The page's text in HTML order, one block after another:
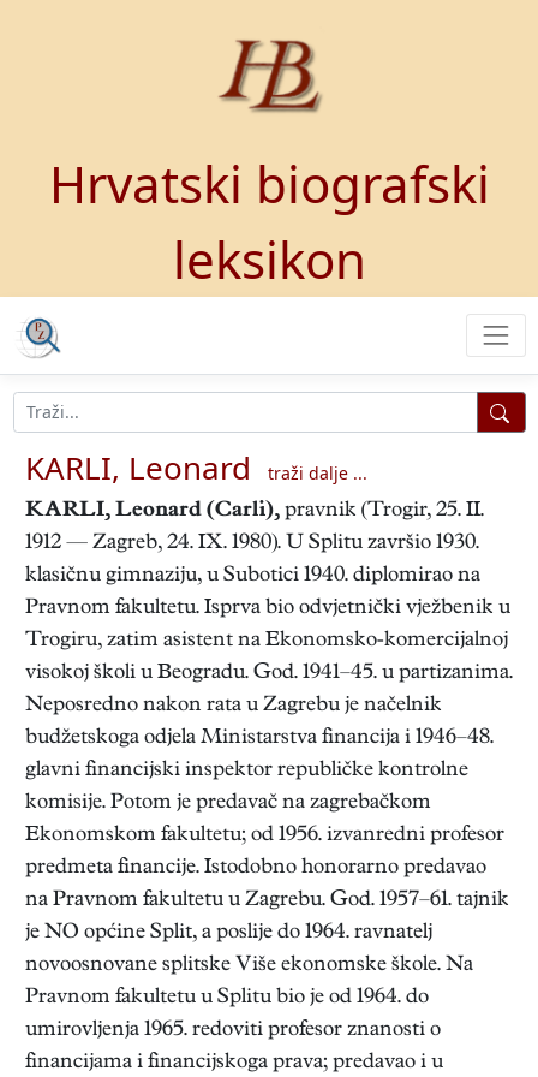
Hrvatski biografski
leksikon
KARLI, Leonard
traži dalje ...
KARLI, Leonard (Carli), pravnik (Trogir, 25. II.
1912 — Zagreb, 24. IX. 1980). U Splitu završio 1930.
klasičnu gimnaziju, u Subotici 1940. diplomirao na
Pravnom fakultetu. Isprva bio odvjetnički vježbenik u
Trogiru, zatim asistent na Ekonomsko-komercijalnoj
visokoj školi u Beogradu. God. 1941–45. u partizanima.
Neposredno nakon rata u Zagrebu je načelnik
budžetskoga odjela Ministarstva financija i 1946–48.
glavni financijski inspektor republičke kontrolne
komisije. Potom je predavač na zagrebačkom
Ekonomskom fakultetu; od 1956. izvanredni profesor
predmeta financije. Istodobno honorarno predavao
na Pravnom fakultetu u Zagrebu. God. 1957–61. tajnik
je NO općine Split, a poslije do 1964. ravnatelj
novoosnovane splitske Više ekonomske škole. Na
Pravnom fakultetu u Splitu bio je od 1964. do
umirovljenja 1965. redoviti profesor znanosti o
financijama i financijskoga prava; predavao i u